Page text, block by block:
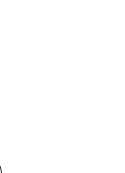
dünyanın
işbirliği